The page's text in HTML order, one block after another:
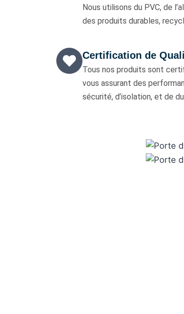
Nous utilisons du PVC, de
des produits durables,
Certification de
Tous nos produits sont
vous assurant des
sécurité, d’isolation, et de